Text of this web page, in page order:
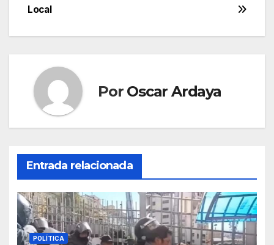
Local
Por Oscar Ardaya
Entrada relacionada
POLÍTICA